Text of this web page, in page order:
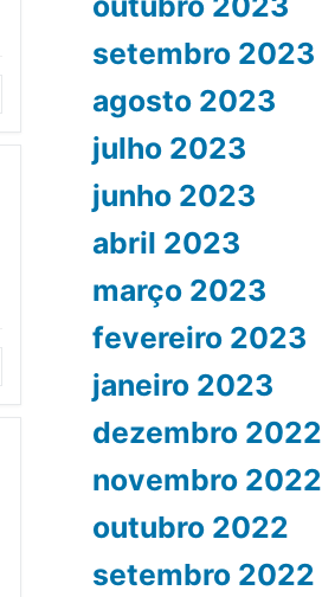
setembro 2023
agosto 2023
julho 2023
junho 2023
abril 2023
março 2023
fevereiro 2023
janeiro 2023
dezembro 2022
novembro 2022
outubro 2022
setembro 2022